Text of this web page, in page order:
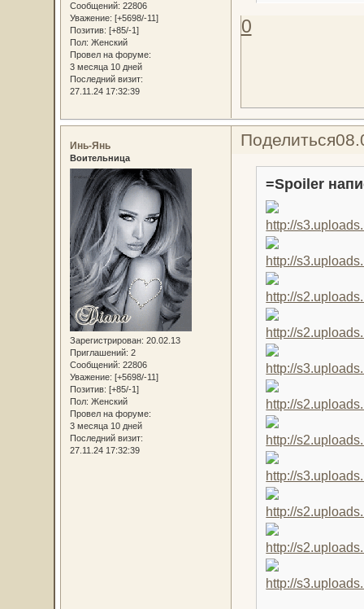
Сообщений: 22806
Уважение: [+5698/-11]
Позитив: [+85/-1]
Пол: Женский
Провел на форуме:
3 месяца 10 дней
Последний визит:
27.11.24 17:32:39
0
Поделиться
Инь-Янь
Воительница
Зарегистрирован: 20.02.13
Приглашений: 2
Сообщений: 22806
Уважение: [+5698/-11]
Позитив: [+85/-1]
Пол: Женский
Провел на форуме:
3 месяца 10 дней
Последний визит:
27.11.24 17:32:39
=Spoiler